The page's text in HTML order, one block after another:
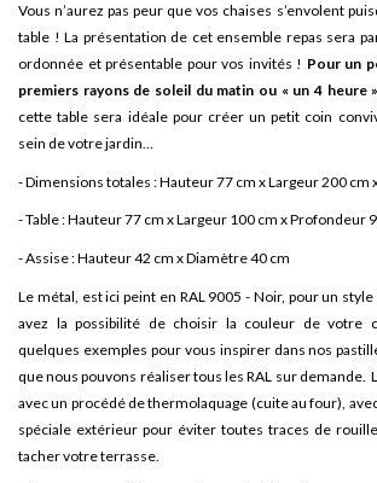
Vous n’aurez pas peur que vos chaises s’envolent
table ! La présentation de cet ensemble repas sera
ordonnée et présentable pour vos invités ! Pour un
premiers rayons de soleil du matin ou « un 4 heure
cette table sera idéale pour créer un petit coin
sein de votre jardin…
- Dimensions totales : Hauteur 77 cm x Largeur 200 cm
- Table : Hauteur 77 cm x Largeur 100 cm x Profondeur
- Assise : Hauteur 42 cm x Diamètre 40 cm
Le métal, est ici peint en RAL 9005 - Noir, pour un
avez la possibilité de choisir la couleur de votre
quelques exemples pour vous inspirer dans nos
que nous pouvons réaliser tous les RAL sur demande.
avec un procédé de thermolaquage (cuite au four),
spéciale extérieur pour éviter toutes traces de
tacher votre terrasse.